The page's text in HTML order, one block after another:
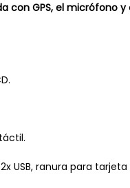
con GPS, el micrófono y
USB, ranura para tarjeta